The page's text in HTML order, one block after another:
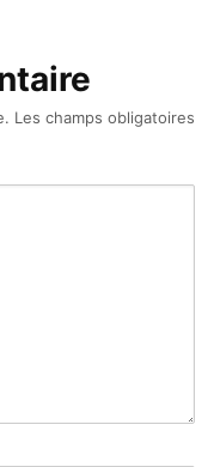
Les champs obligatoires